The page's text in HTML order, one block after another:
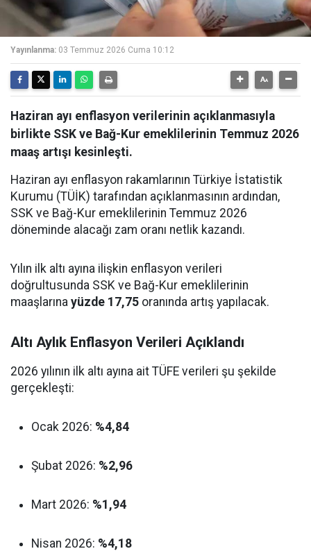
Yayınlanma: 03 Temmuz 2026 Cuma 10:12
Haziran ayı enflasyon verilerinin açıklanmasıyla
birlikte SSK ve Bağ-Kur emeklilerinin Temmuz 2026
maaş artışı kesinleşti.
Haziran ayı enflasyon rakamlarının Türkiye İstatistik
Kurumu (TÜİK) tarafından açıklanmasının ardından,
SSK ve Bağ-Kur emeklilerinin Temmuz 2026
döneminde alacağı zam oranı netlik kazandı.
Yılın ilk altı ayına ilişkin enflasyon verileri
doğrultusunda SSK ve Bağ-Kur emeklilerinin
maaşlarına yüzde 17,75 oranında artış yapılacak.
Altı Aylık Enflasyon Verileri Açıklandı
2026 yılının ilk altı ayına ait TÜFE verileri şu şekilde
gerçekleşti:
Ocak 2026: %4,84
Şubat 2026: %2,96
Mart 2026: %1,94
Nisan 2026: %4,18